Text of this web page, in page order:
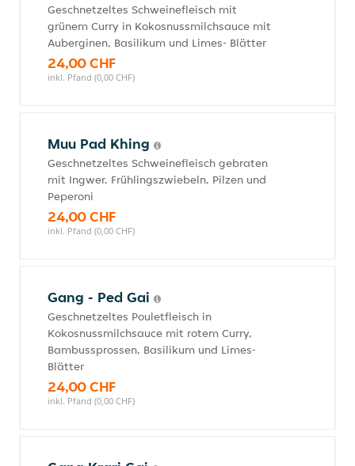
Geschnetzeltes Schweinefleisch mit
grünem Curry in Kokosnussmilchsauce mit
Auberginen, Basilikum und Limes- Blätter
24,00 CHF
inkl. Pfand (0,00 CHF)
Muu Pad Khing
Geschnetzeltes Schweinefleisch gebraten
mit Ingwer, Frühlingszwiebeln, Pilzen und
Peperoni
24,00 CHF
inkl. Pfand (0,00 CHF)
Gang - Ped Gai
Geschnetzeltes Pouletfleisch in
Kokosnussmilchsauce mit rotem Curry,
Bambussprossen, Basilikum und Limes-
Blätter
24,00 CHF
inkl. Pfand (0,00 CHF)